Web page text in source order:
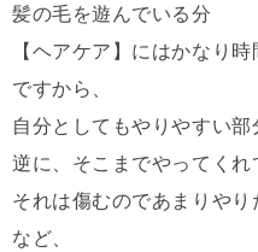
髪の毛を遊んでいる分
【ヘアケア】にはかなり
ですから、
自分としてもやりやすい部
逆に、そこまでやってくれ
それは傷むのであまりやり
など、